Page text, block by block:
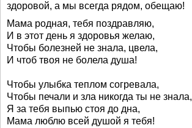
здоровой, а мы всегда рядом, обещаю!
Мама родная, тебя поздравляю,
И в этот день я здоровья желаю,
Чтобы болезней не знала, цвела,
И чтоб твоя не болела душа!
Чтобы улыбка теплом согревала,
Чтобы печали и зла никогда ты не знала,
Я за тебя выпью стоя до дна,
Мама люблю всей душой я тебя!